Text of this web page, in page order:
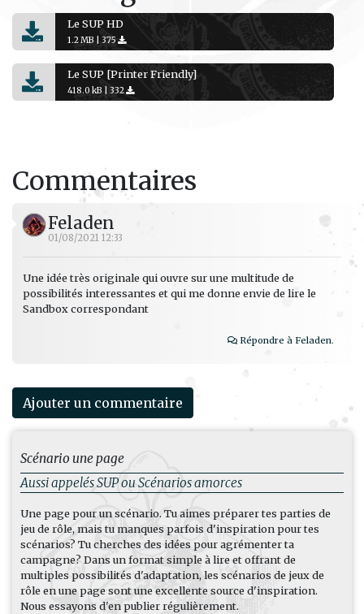
Le SUP HD
1.2 MB |375
Le SUP [Printer Friendly]
418.0 kB |332
Commentaires
Feladen
01/08/2021 12:33
Une idée très originale qui ouvre sur une multitude de
possibilités interessantes et qui me donne envie de lire le
Sandbox correspondant
Répondre à Feladen.
Ajouter un commentaire
Scénario une page
Aussi appelés SUP ou Scénarios amorces
Une page pour un scénario. Tu aimes préparer tes parties de
jeu de rôle, mais tu manques parfois d'inspiration pour tes
scénarios? Tu cherches des idées pour agrémenter ta
campagne? Dans un format simple à lire et offrant de
multiples possibilités d'adaptation, les scénarios de jeux de
rôle en une page sont une excellente source d'inspiration.
Nous essayons d'en publier régulièrement.